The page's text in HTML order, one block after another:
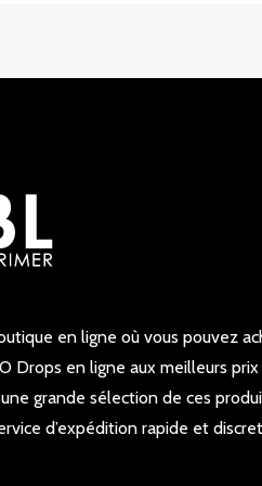
en ligne où vous pouvez
Drops en ligne aux meilleurs
grande sélection de ces
d’expédition rapide et